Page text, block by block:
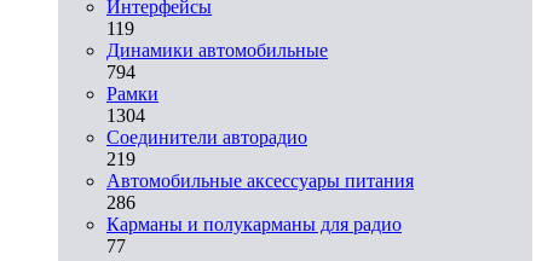
Интерфейсы
119
Динамики автомобильные
794
Рамки
1304
Соединители авторадио
219
Автомобильные аксессуары питания
286
Карманы и полукарманы для радио
77